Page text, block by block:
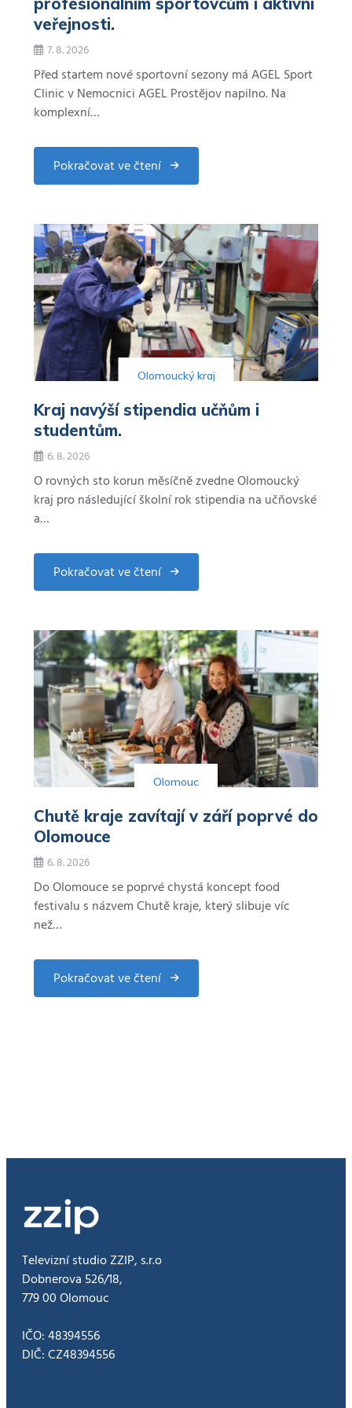
veřejnosti.
7. 8. 2026
Před startem nové sportovní sezony má AGEL Sport
Clinic v Nemocnici AGEL Prostějov napilno. Na
komplexní…
Pokračovat ve čtení
about
AGEL
pomáhá
profesionálním
sportovcům
i
aktivní
veřejnosti.
Olomoucký kraj
Kraj navýší stipendia učňům i
studentům.
6. 8. 2026
O rovných sto korun měsíčně zvedne Olomoucký
kraj pro následující školní rok stipendia na učňovské
a…
Pokračovat ve čtení
about
Kraj
učňům
i
studentům.
Olomouc
Chutě kraje zavítají v září poprvé do
Olomouce
6. 8. 2026
Do Olomouce se poprvé chystá koncept food
festivalu s názvem Chutě kraje, který slibuje víc
než…
Pokračovat ve čtení
about
Chutě
Televizní studio ZZIP, s.r.o
Dobnerova 526/18,
779 00 Olomouc
IČO: 48394556
DIČ: CZ48394556